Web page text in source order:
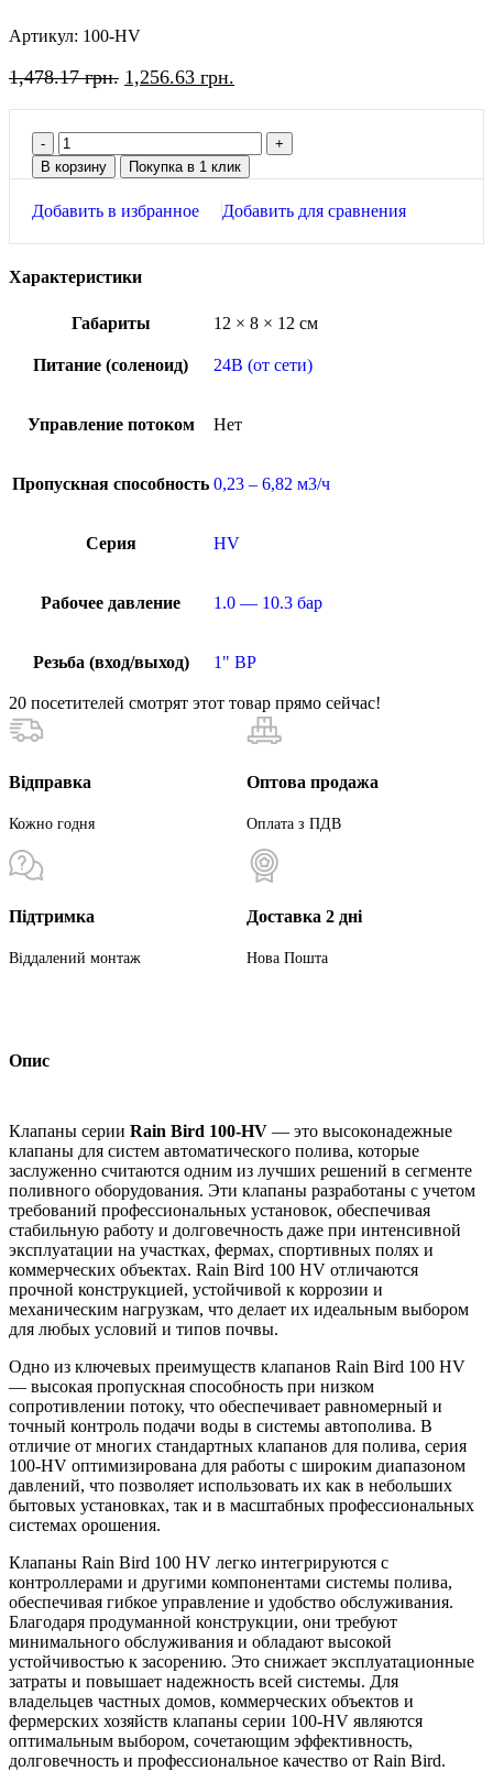
Артикул: 100-HV
1,478.17грн. 1,256.63 грн.
В корзину Покупка в 1 клик
Добавить в избранное Добавить для сравнения
Характеристики
Габариты 12 × 8 × 12 см
Питание (соленоид) 24В (от сети)
Управление потоком Нет
Пропускная способность 0,23 – 6,82 м3/ч
Серия HV
Рабочее давление 1.0 — 10.3 бар
Резьба (вход/выход) 1" ВР
20 посетителей смотрят этот товар прямо сейчас!
Відправка
Кожно годня
Оптова продажа
Оплата з ПДВ
Підтримка
Віддалений монтаж
Доставка 2 дні
Нова Пошта
Опис
Клапаны серии Rain Bird 100-HV — это высоконадежные
клапаны для систем автоматического полива, которые
заслуженно считаются одним из лучших решений в сегменте
поливного оборудования. Эти клапаны разработаны с учетом
требований профессиональных установок, обеспечивая
стабильную работу и долговечность даже при интенсивной
эксплуатации на участках, фермах, спортивных полях и
коммерческих объектах. Rain Bird 100 HV отличаются
прочной конструкцией, устойчивой к коррозии и
механическим нагрузкам, что делает их идеальным выбором
для любых условий и типов почвы.
Одно из ключевых преимуществ клапанов Rain Bird 100 HV
— высокая пропускная способность при низком
сопротивлении потоку, что обеспечивает равномерный и
точный контроль подачи воды в системы автополива. В
отличие от многих стандартных клапанов для полива, серия
100-HV оптимизирована для работы с широким диапазоном
давлений, что позволяет использовать их как в небольших
бытовых установках, так и в масштабных профессиональных
системах орошения.
Клапаны Rain Bird 100 HV легко интегрируются с
контроллерами и другими компонентами системы полива,
обеспечивая гибкое управление и удобство обслуживания.
Благодаря продуманной конструкции, они требуют
минимального обслуживания и обладают высокой
устойчивостью к засорению. Это снижает эксплуатационные
затраты и повышает надежность всей системы. Для
владельцев частных домов, коммерческих объектов и
фермерских хозяйств клапаны серии 100-HV являются
оптимальным выбором, сочетающим эффективность,
долговечность и профессиональное качество от Rain Bird.